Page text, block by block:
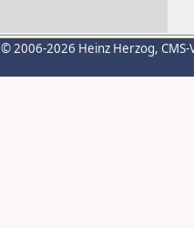
© 2006-2026 Heinz Herzog,